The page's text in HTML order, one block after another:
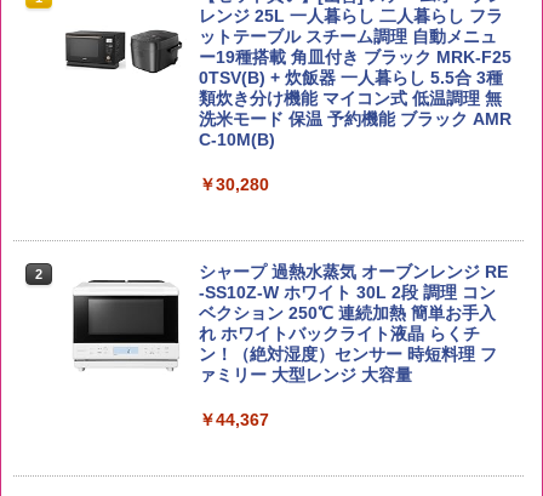
￥2,650
5kg 長野県産 令和7年産
【在庫処分価格】ももたろう印 無洗米 5
kg 業務用 お米マイスターブレンド
ー4000ml ブラックニッカクリア ウヰス
キー 【日本 アサヒ ウィスキー】 大容量
お得 4リットル
￥4,358
角瓶 2700ml サントリー ウイスキー ハ
角ハイボール 350ml×24本 サントリー ウ
イスキー ハイボール 缶
￥4,927
食品 インスタント カップ麺
￥1,939
【公式】ブタメン とんこつ味 35g×15個
麺 小腹 インスタント アウトドアにも ロ
￥1,288
国分 tabete だし麺 千葉県産はまぐりだ
し 塩らーめん 108g×10袋 保存食 備蓄
￥2,323
レンジ 25L 一人暮らし 二人暮らし フラ
ットテーブル スチーム調理 自動メニュ
ー19種搭載 角皿付き ブラック MRK-F25
0TSV(B) + 炊飯器 一人暮らし 5.5合 3種
類炊き分け機能 マイコン式 低温調理 無
洗米モード 保温 予約機能 ブラック AMR
C-10M(B)
￥30,280
2
シャープ 過熱水蒸気 オーブンレンジ RE
-SS10Z-W ホワイト 30L 2段 調理 コン
ベクション 250℃ 連続加熱 簡単お手入
れ ホワイトバックライト液晶 らくチ
ン！（絶対湿度）センサー 時短料理 フ
ァミリー 大型レンジ 大容量
￥44,367